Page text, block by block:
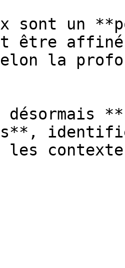
sont un
être
la
désormais
les